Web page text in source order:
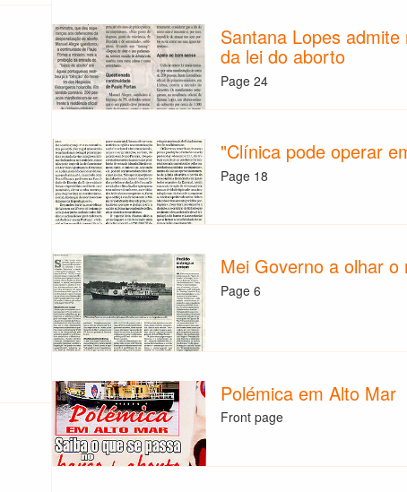
Santana Lopes admite
da lei do aborto
Page 24
"Clínica pode operar
Page 18
Mei Governo a olhar o
Page 6
Polémica em Alto Mar
Front page